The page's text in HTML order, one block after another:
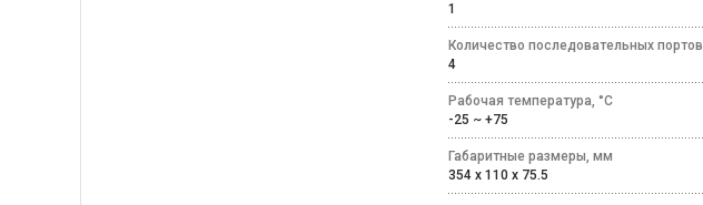
1
Количество последовательных портов
4
Рабочая температура, °C
-25 ~ +75
Габаритные размеры, мм
354 x 110 x 75.5